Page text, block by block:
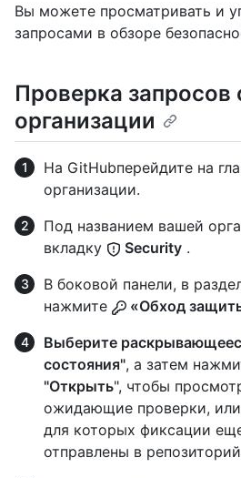
Вы можете просматривать и
запросами в обзоре
Проверка запросов
организации
На GitHubперейдите на
организации.
Под названием вашей
вкладку
Security .
В боковой панели, в
нажмите
«Обход
Выберите
состояния", а затем
"Открыть", чтобы
ожидающие проверки,
для которых фиксации
отправлены в